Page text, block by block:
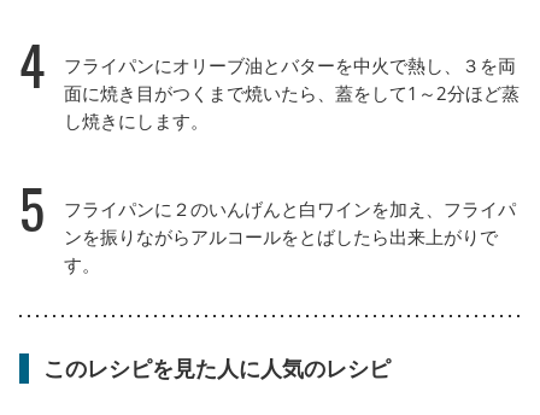
4
フライパンにオリーブ油とバターを中火で熱し、３を両
面に焼き目がつくまで焼いたら、蓋をして1～2分ほど蒸
し焼きにします。
5
フライパンに２のいんげんと白ワインを加え、フライパ
ンを振りながらアルコールをとばしたら出来上がりで
す。
このレシピを見た人に人気のレシピ